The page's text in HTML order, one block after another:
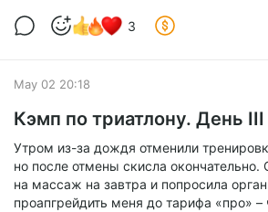
ужас: я плыву очень некрасиво, уже
3
May 02 20:18
Кэмп по триатлону. День III
Утром из-за дождя отменили
но после отмены скисла окончательно.
на массаж на завтра и попросила
проапгрейдить меня до тарифа «про» –